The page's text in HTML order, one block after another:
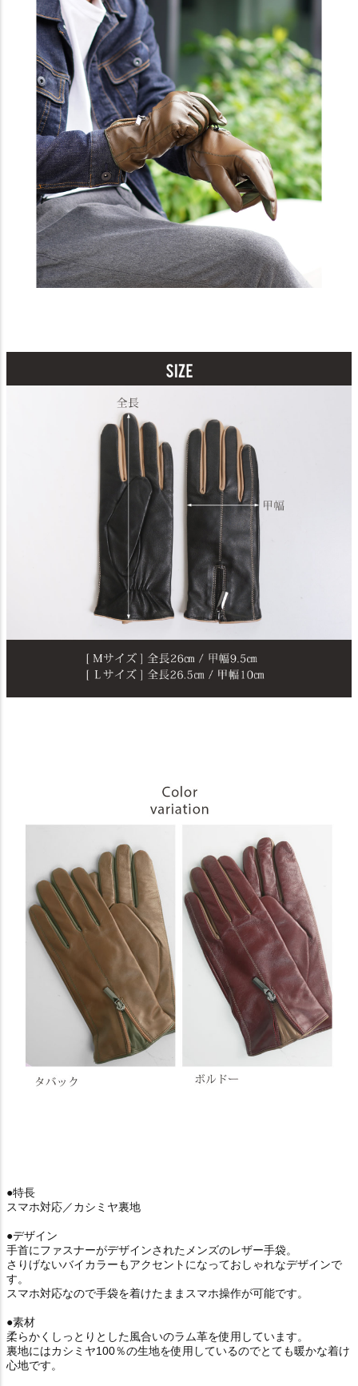
●特長
スマホ対応／カシミヤ裏地
●デザイン
手首にファスナーがデザインされたメンズのレザー手袋。
さりげないバイカラーもアクセントになっておしゃれなデザインで
す。
スマホ対応なので手袋を着けたままスマホ操作が可能です。
●素材
柔らかくしっとりとした風合いのラム革を使用しています。
裏地にはカシミヤ100％の生地を使用しているのでとても暖かな着け
心地です。